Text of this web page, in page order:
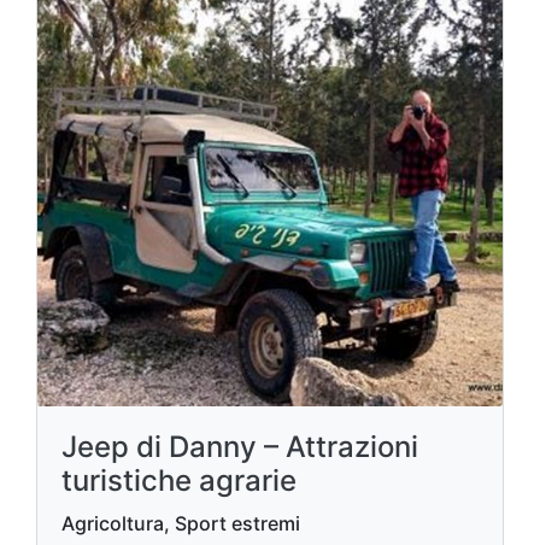
Jeep di Danny – Attrazioni
turistiche agrarie
Agricoltura, Sport estremi